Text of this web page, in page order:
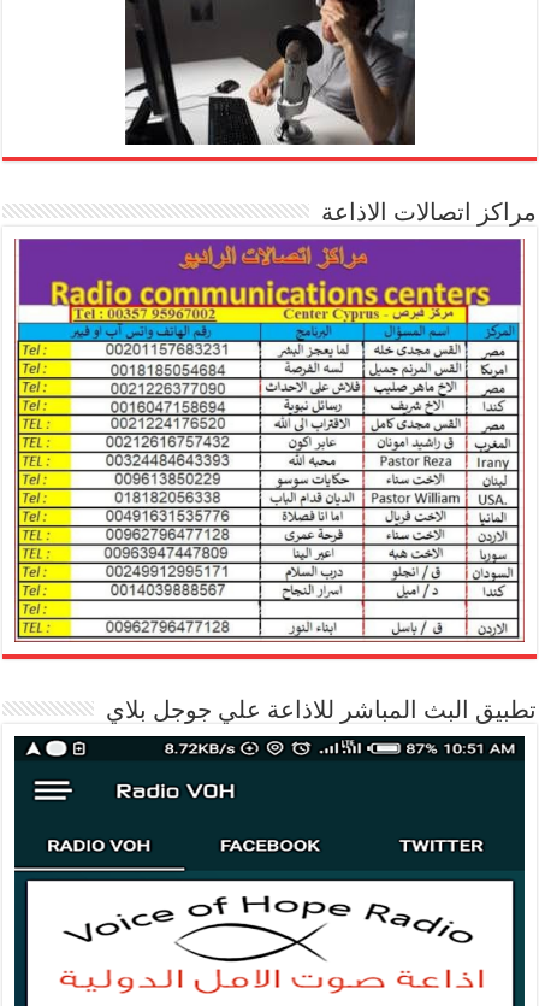
مراكز اتصالات الاذاعة
تطبيق البث المباشر للاذاعة علي جوجل بلاي